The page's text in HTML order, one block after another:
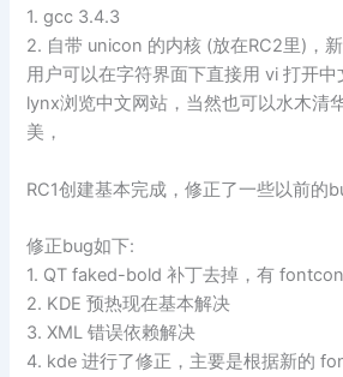
1. gcc 3.4.3
2. 自带 unicon 的内核 (放在RC2里)，
用户可以在字符界面下直接用 vi 打开中
lynx浏览中文网站，当然也可以水木清
美，
RC1创建基本完成，修正了一些以前的
修正bug如下:
1. QT faked-bold 补丁去掉，有
2. KDE 预热现在基本解决
3. XML 错误依赖解决
4. kde 进行了修正，主要是根据新的